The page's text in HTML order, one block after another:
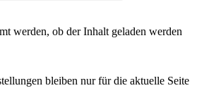
werden, ob der Inhalt geladen werden
bleiben nur für die aktuelle Seite